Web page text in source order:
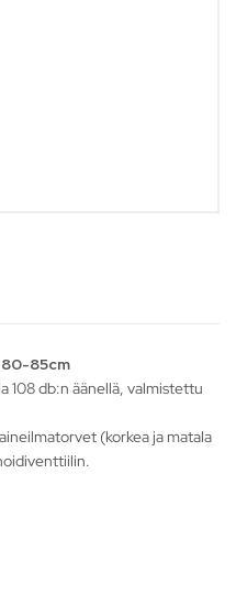
80-85cm
108 db:n äänellä, valmistettu
(korkea ja matala